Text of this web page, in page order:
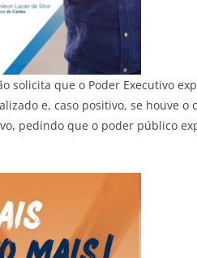
solicita que o Poder Executivo
e, caso positivo, se houve
pedindo que o poder público